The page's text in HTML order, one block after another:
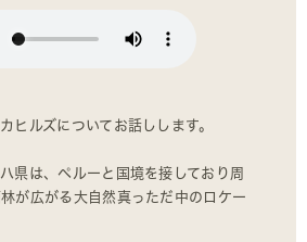
ヒルズについてお話しします。
県は、ペルーと国境を接しており周
が広がる大自然真っただ中のロケー